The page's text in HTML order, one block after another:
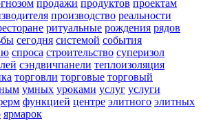
продажи продуктов проектам
производство реальности
ритуальные рождения рядов
сегодня системой события
спроса строительство суперизол
сэндвичпанели теплоизоляция
торговли торговые торговый
умных уроками услуг услуги
функцией центре элитного элитных
ярмарок